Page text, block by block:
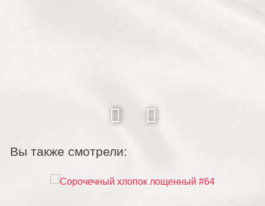
Вы также смотрели: